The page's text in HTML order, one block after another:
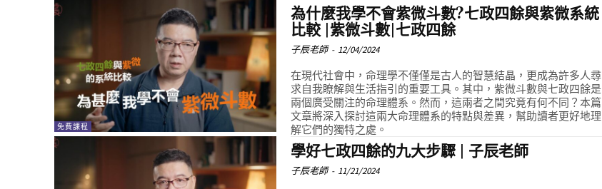
免費課程
為什麼我學不會紫微斗數?七政四餘與紫微系統
比較 |紫微斗數|七政四餘
子辰老師 - 12/04/2024
在現代社會中，命理學不僅僅是古人的智慧結晶，更成為許多人尋
求自我瞭解與生活指引的重要工具。其中，紫微斗數與七政四餘是
兩個廣受關注的命理體系。然而，這兩者之間究竟有何不同？本篇
文章將深入探討這兩大命理體系的特點與差異，幫助讀者更好地理
解它們的獨特之處。
學好七政四餘的九大步驟 | 子辰老師
子辰老師 - 11/21/2024